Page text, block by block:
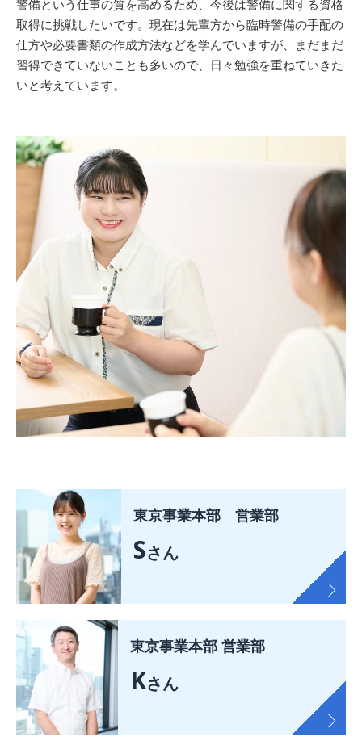
警備という仕事の質を高めるため、今後は警備に関する資格
取得に挑戦したいです。現在は先輩方から臨時警備の手配の
仕方や必要書類の作成方法などを学んでいますが、まだまだ
習得できていないことも多いので、日々勉強を重ねていきた
いと考えています。
東京事業本部 営業部
Sさん
東京事業本部 営業部
Kさん